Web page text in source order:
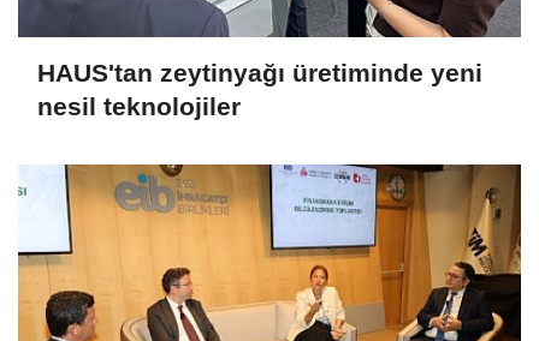
HAUS'tan zeytinyağı üretiminde yeni
nesil teknolojiler